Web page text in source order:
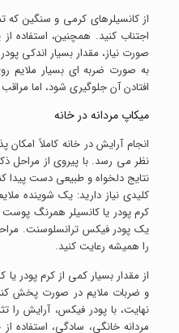
از کانسیلرهای کرمی و سنگین که
اجتناب کنید. همچنین، استفاده
صورت نیاز، مقدار بسیار اندکی
به صورت ضربه ای بسیار ملایم
افتادن آن جلوگیری شود، اما
میکاپ مردانه در خانه
انجام آرایش در خانه کاملاً
نظر می رسد. با پیروی از مراحل
نتایج دلخواه و طبیعی دست پیدا
کلیدی نیاز دارید: یک شوینده
کرم پودر یا کانسیلر همرنگ
یک پودر فیکس ترانسلوسنت.
را همیشه رعایت کنید.
از مقدار بسیار کمی از کرم پودر یا
و ضربات ملایم در صورت پخش
نهایت، با پودر فیکس، آرایش را
مردانه خانگی، سادگی، استفاده